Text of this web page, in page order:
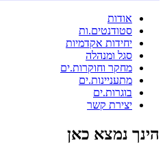
אודות
סטודנטים.ות
יחידות אקדמיות
סגל ומנהלה
מחקר וחוקרות.ים
מתעניינות.ים
בוגרות.ים
יצירת קשר
הינך נמצא כאן